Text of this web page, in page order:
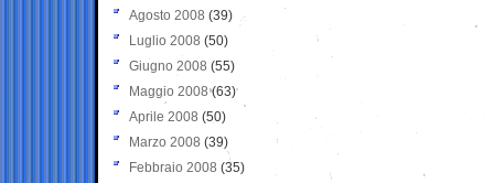
Agosto 2008 (39)
Luglio 2008 (50)
Giugno 2008 (55)
Maggio 2008(63)
Aprile 2008 (50)
Marzo 2008 (39)
Febbraio 2008 (35)